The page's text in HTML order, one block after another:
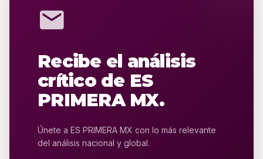
mail
Recibe el análisis
crítico de ES
PRIMERA MX.
Únete a ES PRIMERA MX con lo más relevante
del análisis nacional y global.